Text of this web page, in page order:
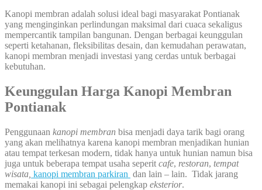
Kanopi membran adalah solusi ideal bagi masyarakat Pontianak
yang menginginkan perlindungan maksimal dari cuaca sekaligus
mempercantik tampilan bangunan. Dengan berbagai keunggulan
seperti ketahanan, fleksibilitas desain, dan kemudahan perawatan,
kanopi membran menjadi investasi yang cerdas untuk berbagai
kebutuhan.
Keunggulan Harga Kanopi Membran
Pontianak
Penggunaan kanopi membran bisa menjadi daya tarik bagi orang
yang akan melihatnya karena kanopi membran menjadikan hunian
atau tempat terkesan modern, tidak hanya untuk hunian namun bisa
juga untuk beberapa tempat usaha seperit cafe, restoran, tempat
wisata, kanopi membran parkiran dan lain – lain. Tidak jarang
memakai kanopi ini sebagai pelengkap eksterior.